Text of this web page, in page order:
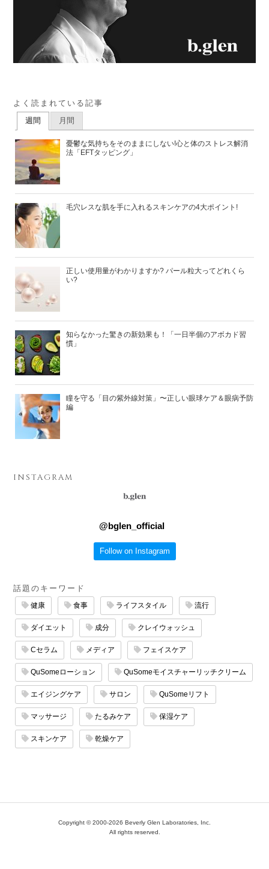
よく読まれている記事
週間 月間
憂鬱な気持ちをそのままにしない!心と体のストレス解消
法「EFTタッピング」
毛穴レスな肌を手に入れるスキンケアの4大ポイント!
正しい使用量がわかりますか? パール粒大ってどれくら
い?
知らなかった驚きの新効果も！「一日半個のアボカド習
慣」
瞳を守る「目の紫外線対策」〜正しい眼球ケア＆眼病予防
編
INSTAGRAM
@bglen_official
Follow on Instagram
話題のキーワード
健康 食事 ライフスタイル 流行
ダイエット 成分 クレイウォッシュ
Cセラム メディア フェイスケア
QuSomeローション QuSomeモイスチャーリッチクリーム
エイジングケア サロン QuSomeリフト
マッサージ たるみケア 保湿ケア
スキンケア 乾燥ケア
Copyright © 2000-2026 Beverly Glen Laboratories, Inc.
All rights reserved.